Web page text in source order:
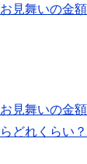
お見舞いの金
お見舞いの金
らどれくらい？